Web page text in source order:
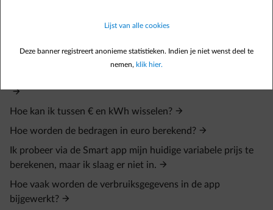
Hoe kan ik tussen € en kWh wisselen?
Hoe worden de bedragen in euro berekend?
Ik probeer via de Smart app mijn huidige variabele prijs te
berekenen, maar ik slaag er niet in.
Hoe vaak worden de verbruiksgegevens in de app
bijgewerkt?
Lijst van alle cookies
Deze banner registreert anonieme statistieken. Indien je niet wenst deel te
nemen, klik hier.